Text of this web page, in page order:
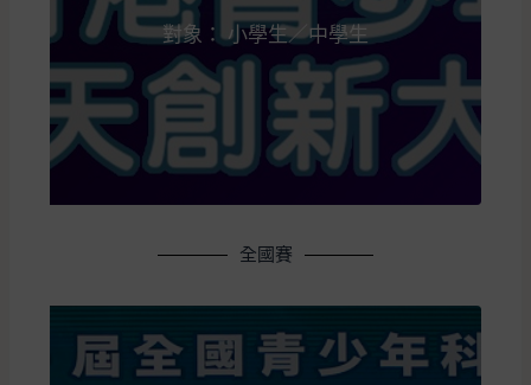
對象： 小學生／中學生
全國賽